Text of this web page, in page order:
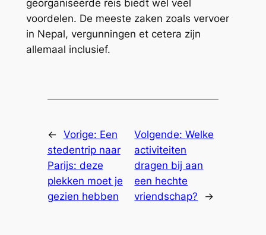
georganiseerde reis biedt wel veel
voordelen. De meeste zaken zoals vervoer
in Nepal, vergunningen et cetera zijn
allemaal inclusief.
← Vorige: Een
stedentrip naar
Parijs: deze
plekken moet je
gezien hebben
Volgende:Welke
activiteiten
dragen bij aan
een hechte
vriendschap?
→